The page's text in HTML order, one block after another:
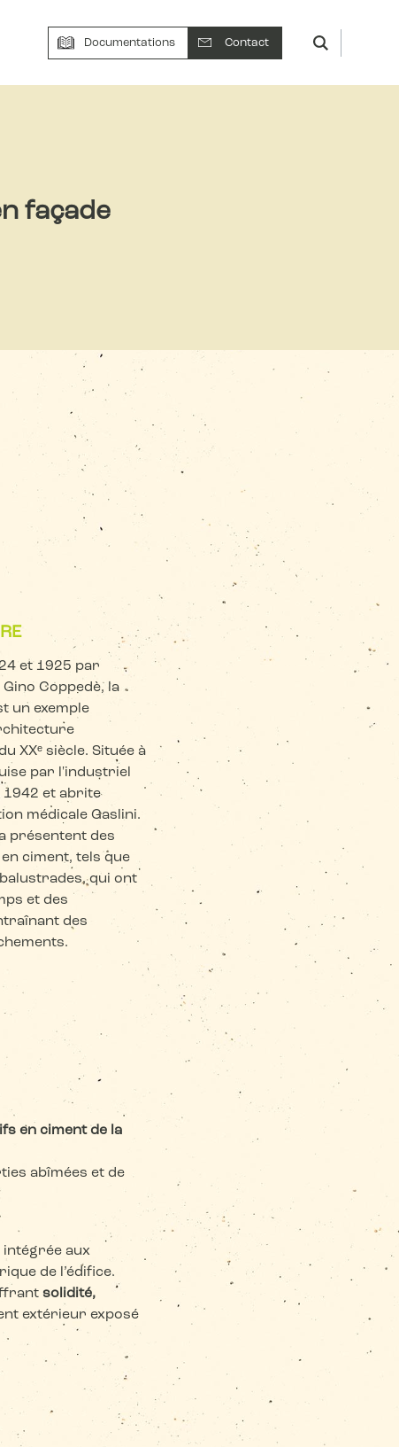
Documentations Contact
façade
et 1925 par
Coppedè, la
un exemple
XXᵉ siècle. Située à
par l'industriel
1942 et abrite
médicale Gaslini.
présentent des
ciment, tels que
qui ont
et des
des
en ciment de la
abîmées et de
aux
de l’édifice.
solidité,
extérieur exposé